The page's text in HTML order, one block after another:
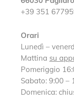
+39 351
Orari
Lunedì –
Mattina su
Pomeriggio
Sabato: 9:00 –
Domenica: